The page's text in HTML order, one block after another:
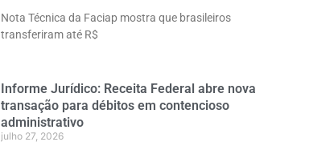
Nota Técnica da Faciap mostra que brasileiros
transferiram até R$
Informe Jurídico: Receita Federal abre nova
transação para débitos em contencioso
administrativo
julho 27, 2026